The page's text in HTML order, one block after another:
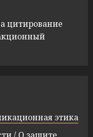
цитирование
этика